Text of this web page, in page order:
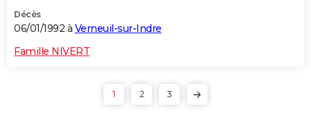
Décès
06/01/1992 à Verneuil-sur-Indre
Famille NIVERT
1 2 3